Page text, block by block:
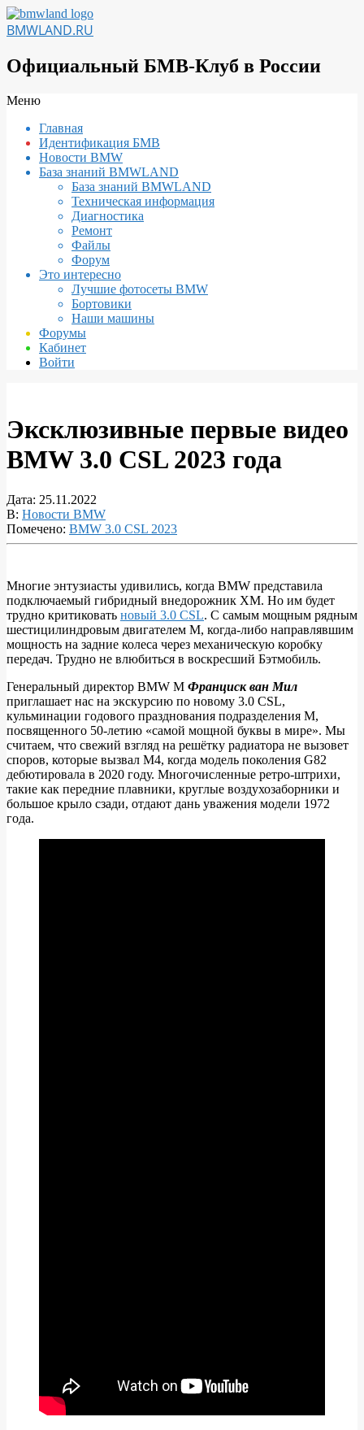
Перейти
к
BMWLAND.RU
Официальный БМВ-Клуб в России
Вторичное
навигации
Меню
Главная
Идентификация БМВ
Новости BMW
База знаний BMWLAND
База знаний BMWLAND
Техническая информация
Диагностика
Ремонт
Файлы
Форум
Это интересно
Лучшие фотосеты BMW
Бортовики
Наши машины
Форумы
Кабинет
Войти
Эксклюзивные первые видео
BMW 3.0 CSL 2023 года
Дата: 25.11.2022
В: Новости BMW
Помечено: BMW 3.0 CSL 2023
Эксклюзивные
первые
видео
BMW
3.0
CSL
2023
года
Многие энтузиасты удивились, когда BMW представила
подключаемый гибридный внедорожник XM. Но им будет
трудно критиковать новый 3.0 CSL. С самым мощным рядным
шестицилиндровым двигателем M, когда-либо направлявшим
мощность на задние колеса через механическую коробку
передач. Трудно не влюбиться в воскресший Бэтмобиль.
Генеральный директор BMW M Франциск ван Мил
приглашает нас на экскурсию по новому 3.0 CSL,
кульминации годового празднования подразделения M,
посвященного 50-летию «самой мощной буквы в мире». Мы
считаем, что свежий взгляд на решётку радиатора не вызовет
споров, которые вызвал M4, когда модель поколения G82
дебютировала в 2020 году. Многочисленные ретро-штрихи,
такие как передние плавники, круглые воздухозаборники и
большое крыло сзади, отдают дань уважения модели 1972
года.